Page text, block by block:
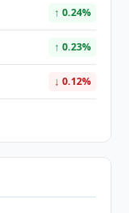
↑ 0.24%
↑ 0.23%
↓ 0.12%